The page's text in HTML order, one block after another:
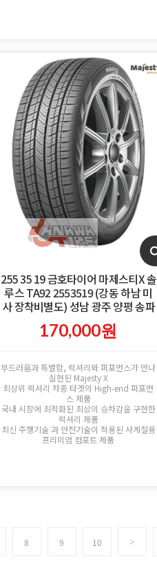
255 35 19 금호타이어 마제스티X 솔
루스 TA92 2553519 (강동 하남 미
사 장착비별도) 성남 광주 양평 송파
170,000원
부드러움과 특별함, 럭셔리와 퍼포먼스가 만나
실현된 Majesty X
최상위 럭셔리 차종 타겟의 High-end 퍼포먼
스 제품
국내 시장에 최적화된 최상의 승차감을 구현한
럭셔리 제품
최신 주행기술 과 안전기술이 적용된 사계절용
프리미엄 컴포트 제품
8 9 10 >